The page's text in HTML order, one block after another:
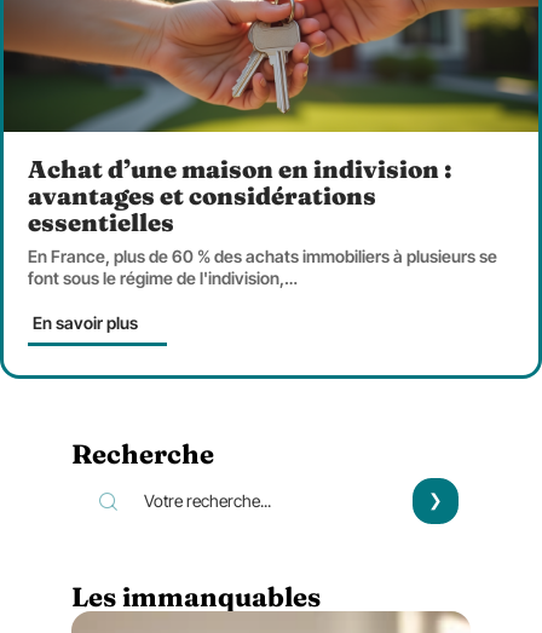
Achat d’une maison en indivision :
avantages et considérations
essentielles
En France, plus de 60 % des achats immobiliers à plusieurs se
font sous le régime de l'indivision,…
En savoir plus
Recherche
Les immanquables